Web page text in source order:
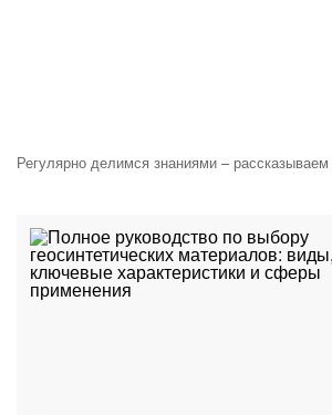
Регулярно делимся знаниями –